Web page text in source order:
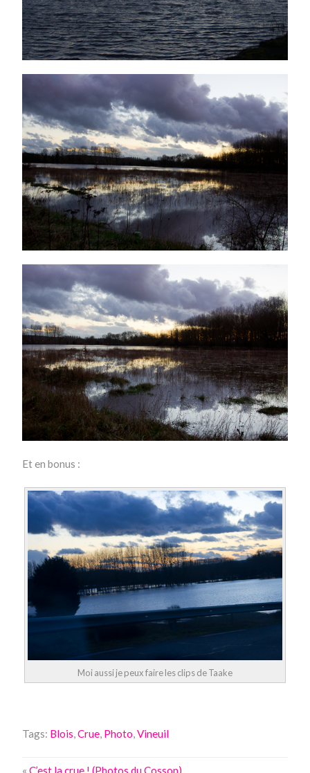
Et en bonus :
Moi aussi je peux faire les clips de Taake
Tags: Blois,Crue, Photo,Vineuil